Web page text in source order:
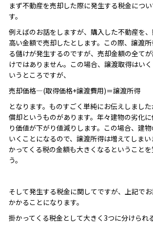
まず不動産を売却した際に発生する税金につ
す。
例えばのお話をしますが、購入した不動産を
高い金額で売却したとします。この際、譲渡
る儲けが発生するのですが、売却金額の全て
けではありません。この場合、譲渡取得はい
いうところですが、
売却価格―(取得価格+譲渡費用)＝譲渡所得
となります。ものすごく単純にお伝えしまし
償却というものがあります。年々建物の劣化
り価値が下がり値減りします。この場合、建
いくことになるので、譲渡所得は増えてしま
かってくる税の金額も大きくなるということ
う。
そして発生する税金に関してですが、上記で
かかることになります。
掛かってくる税金として大きく3つに分けられ